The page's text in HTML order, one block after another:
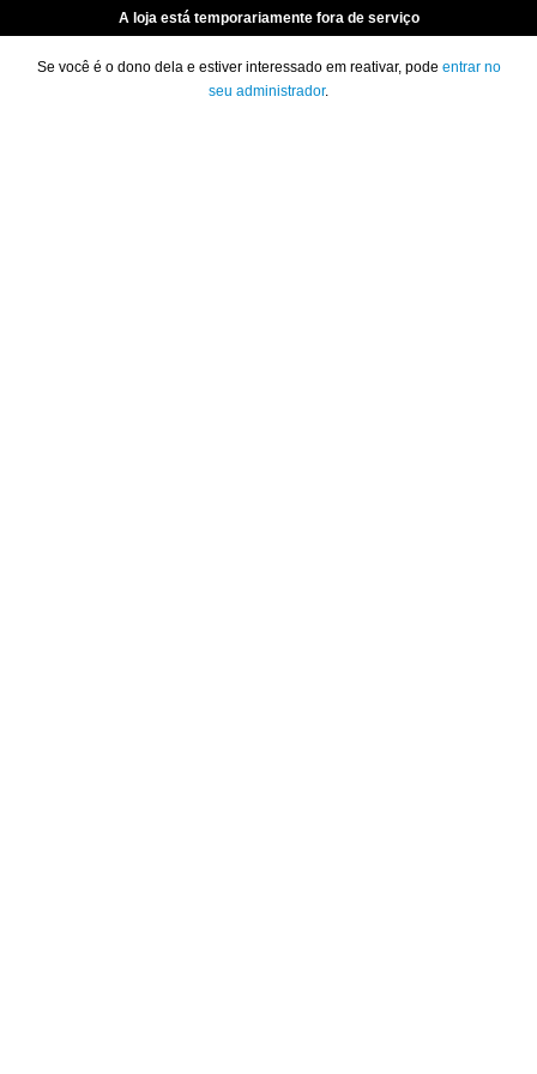
A loja está temporariamente fora de serviço
Se você é o dono dela e estiver interessado em reativar, pode entrar no
seu administrador.